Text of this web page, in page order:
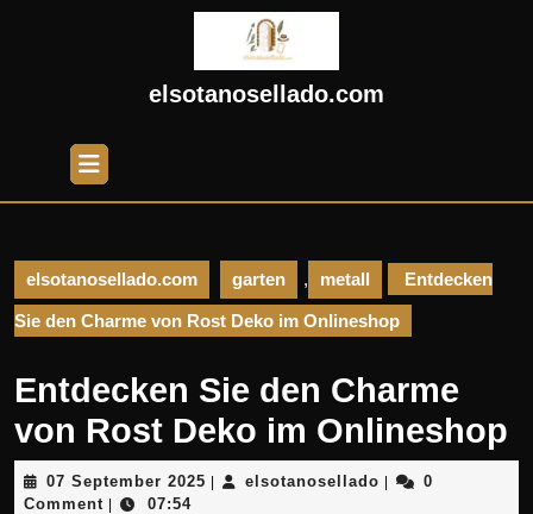
elsotanosellado.com
Open
Button
elsotanosellado.com garten , metall Entdecken
Sie den Charme von Rost Deko im Onlineshop
Entdecken Sie den Charme
von Rost Deko im Onlineshop
07 September 2025 07| elsotanosellado elsotanosellado
|
0
Comment | 07:54